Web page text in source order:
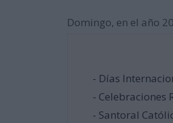
Domingo, en el año
- Días
- Celebraciones
- Santoral